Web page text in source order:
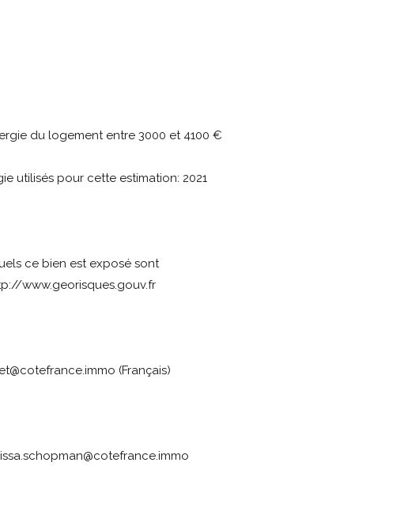
du logement entre 3000 et 4100 €
utilisés pour cette estimation: 2021
ce bien est exposé sont
www.georisques.gouv.fr
(Français)